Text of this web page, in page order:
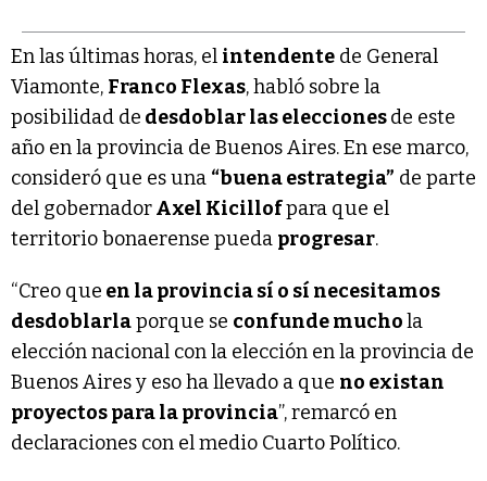
En las últimas horas, el intendente de General
Viamonte, Franco Flexas, habló sobre la
posibilidad de desdoblar las eleccionesde este
año en la provincia de Buenos Aires. En ese marco,
consideró que es una “buena estrategia” de parte
del gobernadorAxel Kicillofpara que el
territorio bonaerense pueda progresar.
“Creo que en la provincia sí o sí necesitamos
desdoblarlaporque se confunde muchola
elección nacional con la elección en la provincia de
Buenos Aires y eso ha llevado a que no existan
proyectos para la provincia”, remarcó en
declaraciones con el medio Cuarto Político.